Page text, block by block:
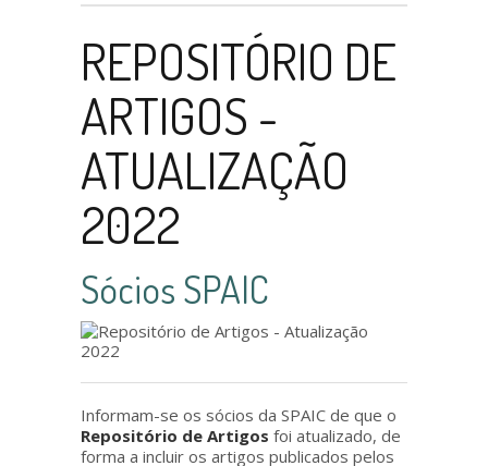
REPOSITÓRIO DE
ARTIGOS -
ATUALIZAÇÃO
2022
Sócios SPAIC
Informam-se os sócios da SPAIC de que o
Repositório de Artigos foi atualizado, de
forma a incluir os artigos publicados pelos